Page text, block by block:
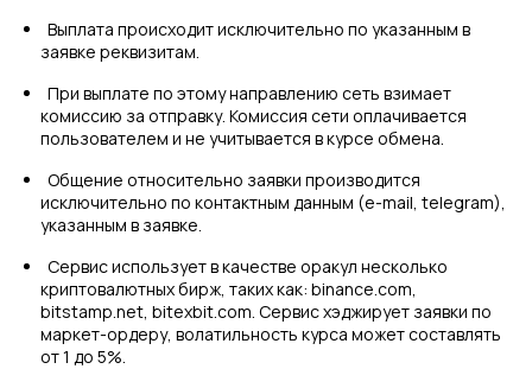
Выплата происходит исключительно по указанным в
заявке реквизитам.
При выплате по этому направлению сеть взимает
комиссию за отправку. Комиссия сети оплачивается
пользователем и не учитывается в курсе обмена.
Общение относительно заявки производится
исключительно по контактным данным (e-mail, telegram),
указанным в заявке.
Сервис использует в качестве оракул несколько
криптовалютных бирж, таких как: binance.com,
bitstamp.net, bitexbit.com. Сервис хэджирует заявки по
маркет-ордеру, волатильность курса может составлять
от 1 до 5%.